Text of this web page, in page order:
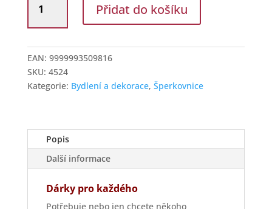
mini
šperkovnice
množství
Přidat do košíku
EAN: 9999993509816
SKU: 4524
Kategorie: Bydlení a dekorace, Šperkovnice
Popis
Další informace
Dárky pro každého
Potřebuje nebo jen chcete někoho